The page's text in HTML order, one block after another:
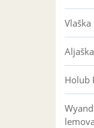
Vlaška
Aljaška
Holub